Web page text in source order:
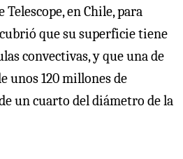
en Chile, para
que su superficie tiene
convectivas, y que una de
unos 120 millones de
un cuarto del diámetro de la